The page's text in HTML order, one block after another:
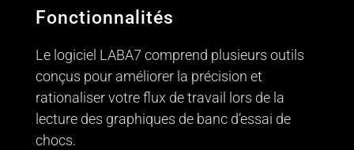
Fonctionnalités
Le logiciel LABA7 comprend plusieurs outils
conçus pour améliorer la précision et
rationaliser votre flux de travail lors de la
lecture des graphiques de banc d’essai de
chocs.